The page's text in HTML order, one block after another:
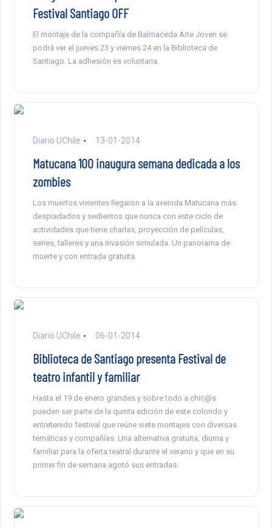
Festival Santiago OFF
El montaje de la compañía de Balmaceda Arte Joven se
podrá ver el jueves 23 y viernes 24 en la Biblioteca de
Santiago. La adhesión es voluntaria.
Diario UChile 13-01-2014
Matucana 100 inaugura semana dedicada a los
zombies
Los muertos vivientes llegaron a la avenida Matucana más
despiadados y sedientos que nunca con este ciclo de
actividades que tiene charlas, proyección de películas,
series, talleres y una invasión simulada. Un panorama de
muerte y con entrada gratuita.
Diario UChile 06-01-2014
Biblioteca de Santiago presenta Festival de
teatro infantil y familiar
Hasta el 19 de enero grandes y sobre todo a chic@s
pueden ser parte de la quinta edición de este colorido y
entretenido festival que reúne siete montajes con diversas
temáticas y compañías. Una alternativa gratuita, diurna y
familiar para la oferta teatral durante el verano y que en su
primer fin de semana agotó sus entradas.